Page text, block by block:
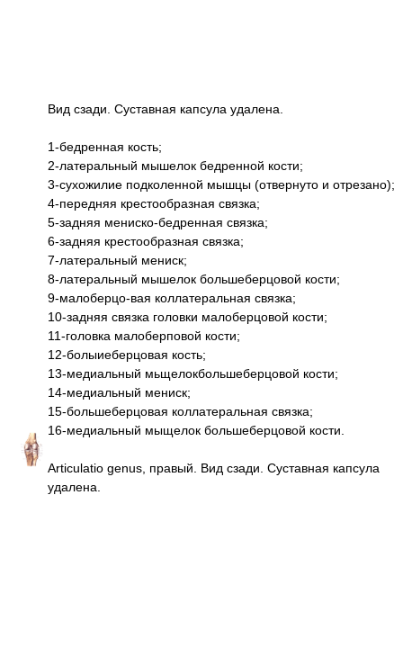
Вид сзади. Суставная капсула удалена.
1-бедренная кость;
2-латеральный мышелок бедренной кости;
3-сухожилие подколенной мышцы (отвернуто и отрезано);
4-передняя крестообразная связка;
5-задняя мениско-бедренная связка;
6-задняя крестообразная связка;
7-латеральный мениск;
8-латеральный мышелок большеберцовой кости;
9-малоберцо-вая коллатеральная связка;
10-задняя связка головки малоберцовой кости;
11-головка малоберповой кости;
12-болыиеберцовая кость;
13-медиальный мьщелокбольшеберцовой кости;
14-медиальный мениск;
15-большеберцовая коллатеральная связка;
16-медиальный мыщелок большеберцовой кости.
Articulatio genus, правый. Вид сзади. Суставная капсула
удалена.